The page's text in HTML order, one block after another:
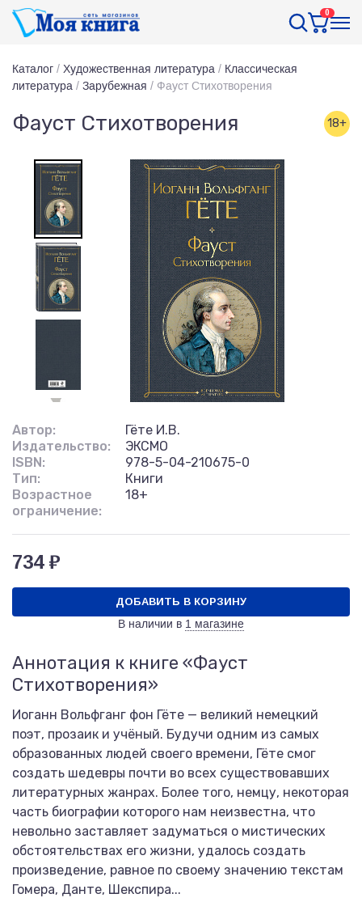
0
Каталог / Художественная литература / Классическая
литература / Зарубежная / Фауст Стихотворения
Фауст Стихотворения 18+
Автор:
Гёте И.В.
Издательство:
ЭКСМО
ISBN:
978-5-04-210675-0
Тип:
Книги
Возрастное
ограничение:
18+
734 ₽
ДОБАВИТЬ В КОРЗИНУ
В наличии в 1 магазине
Аннотация к книге «Фауст
Стихотворения»
Иоганн Вольфганг фон Гёте — великий немецкий
поэт, прозаик и учёный. Будучи одним из самых
образованных людей своего времени, Гёте смог
создать шедевры почти во всех существовавших
литературных жанрах. Более того, немцу, некоторая
часть биографии которого нам неизвестна, что
невольно заставляет задуматься о мистических
обстоятельствах его жизни, удалось создать
произведение, равное по своему значению текстам
Гомера, Данте, Шекспира...